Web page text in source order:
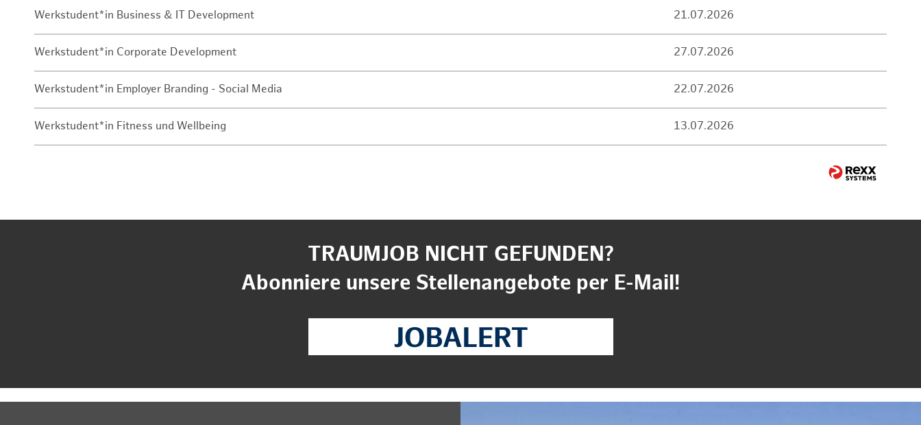
Werkstudent*in Business & IT Development 21.07.2026
Werkstudent*in Corporate Development 27.07.2026
Werkstudent*in Employer Branding - Social Media 22.07.2026
Werkstudent*in Fitness und Wellbeing 13.07.2026
TRAUMJOB NICHT GEFUNDEN?
Abonniere unsere Stellenangebote per E-Mail!